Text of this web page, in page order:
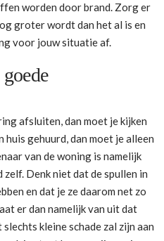
worden door brand. Zorg er
groter wordt dan het al is en
voor jouw situatie af.
afsluiten, dan moet je kijken
gehuurd, dan moet je alleen
van de woning is namelijk
Denk niet dat de spullen in
en dat je ze daarom net zo
er dan namelijk van uit dat
kleine schade zal zijn aan